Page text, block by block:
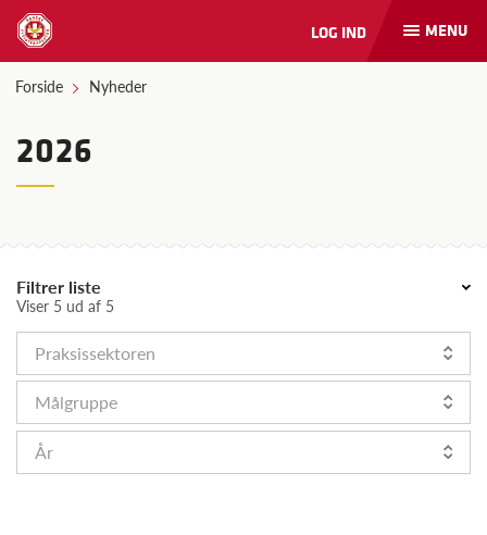
Åbn
og
MENU
LOG IND
Forside Nyheder
2026
Filtrer liste
Viser 5 ud af 5